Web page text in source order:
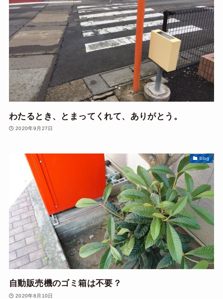
わたるとき、とまってくれて、ありがとう。
2020年9月27日
blog
自動販売機のゴミ箱は不要？
2020年8月10日